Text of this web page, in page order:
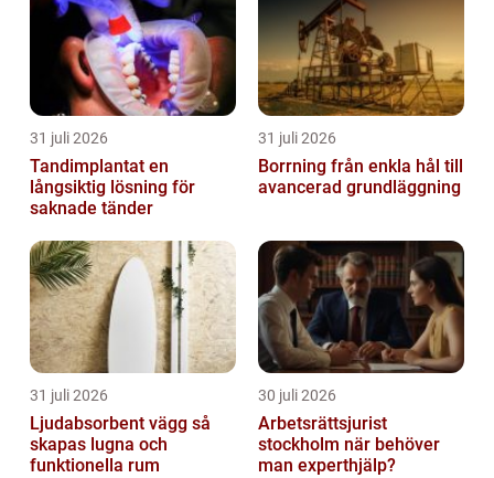
blir en t...
31 juli 2026
Tandimplantat en
långsiktig lösning för
saknade tänder
31 juli 2026
Borrning från enkla hål till
avancerad grundläggning
31 juli 2026
Ljudabsorbent vägg så
skapas lugna och
funktionella rum
30 juli 2026
Arbetsrättsjurist
stockholm när behöver
man experthjälp?